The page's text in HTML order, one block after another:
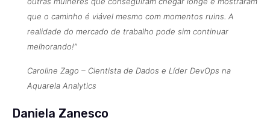
que o caminho é viável mesmo com momentos ruins. A
realidade do mercado de trabalho pode sim continuar
melhorando!”
Caroline Zago – Cientista de Dados e Líder DevOps na
Aquarela Analytics
Daniela Zanesco